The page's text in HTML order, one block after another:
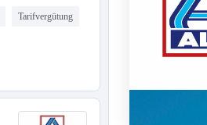
Tarifvergütung